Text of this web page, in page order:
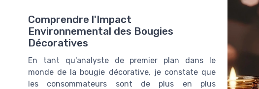
Comprendre l'Impact
Environnemental des Bougies
Décoratives
En tant qu'analyste de premier plan dans le
monde de la bougie décorative, je constate que
les consommateurs sont de plus en plus